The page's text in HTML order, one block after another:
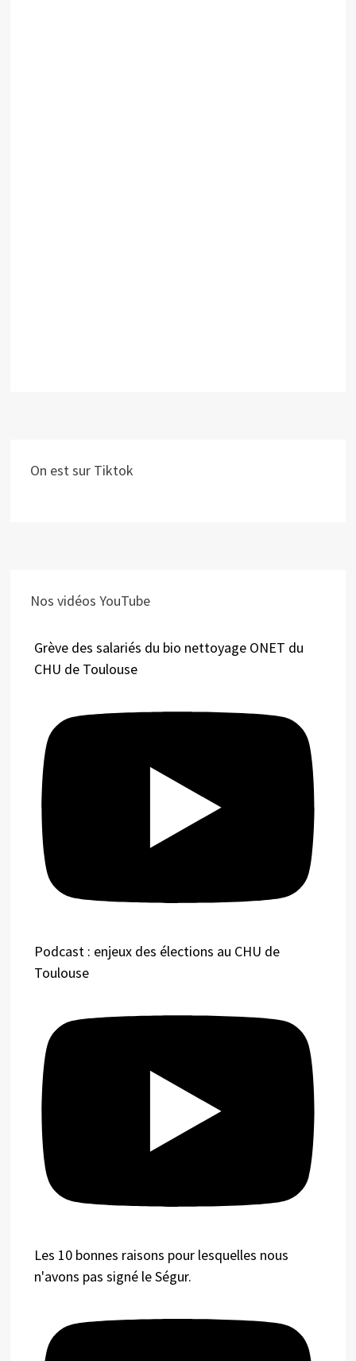
On est sur Tiktok
Nos vidéos YouTube
Grève des salariés du bio nettoyage ONET du
CHU de Toulouse
Podcast : enjeux des élections au CHU de
Toulouse
Les 10 bonnes raisons pour lesquelles nous
n'avons pas signé le Ségur.